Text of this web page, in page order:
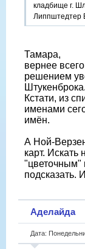
кладбище г.
Липпштедтер
Тамара,
вернее
решением
Штукенброка.
Кстати, из
именами
имён.
А Ной-
карт.
"цветочным"
подсказать.
Аделайда
Дата: